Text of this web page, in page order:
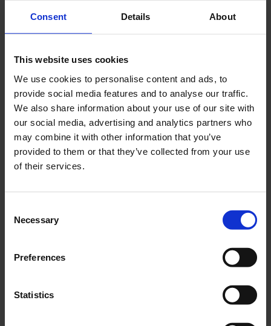
Consent Details About
This website uses cookies
We use cookies to personalise content and ads, to
provide social media features and to analyse our traffic.
We also share information about your use of our site with
our social media, advertising and analytics partners who
may combine it with other information that you’ve
provided to them or that they’ve collected from your use
of their services.
Selection
Necessary
Preferences
Statistics
Cerca
Recent Posts
Dolce Vita Riviera
Le donne omeriche e l’eterna resistenza: il
coraggio di chi persiste all’ombra degli eroi
Slayyyter e il sogno decadente della provincia
americana: chi è la nuova anti-diva della musica
elettro-pop
ASICS SportStyle e Little Tokyo Table Tennis: la
Xiao Wen Ju sono le protagoniste della nuova
Recent Comments